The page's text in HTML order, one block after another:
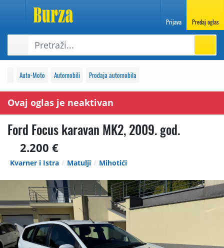
Prijava Predaj oglas
Auto-Moto Automobili Prodaja automobila
Ovaj oglas je neaktivan
Ford Focus karavan MK2, 2009. god.
2.200 €
Kvarner i Istra Matulji Mihotići